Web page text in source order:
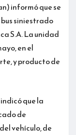
informó que se
siniestrado
S.A. La unidad
en el
y producto de
que la
de
vehículo, de